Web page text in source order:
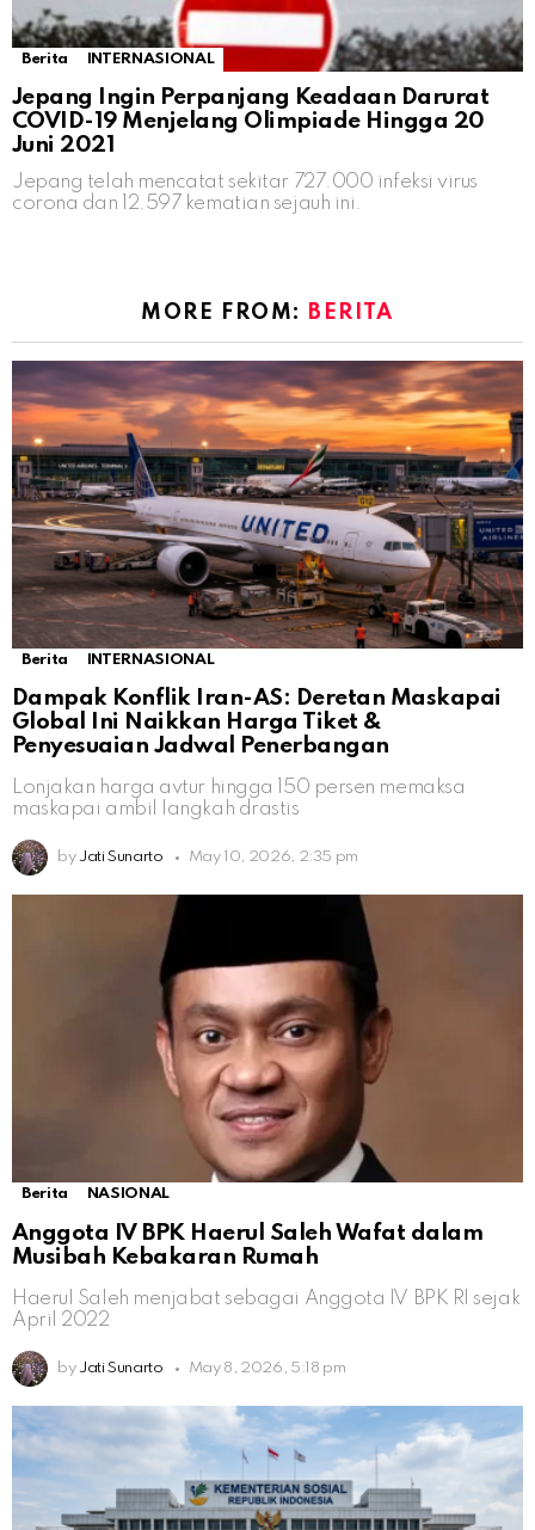
Berita INTERNASIONAL
Jepang Ingin Perpanjang Keadaan Darurat
COVID-19 Menjelang Olimpiade Hingga 20
Juni 2021
Jepang telah mencatat sekitar 727.000 infeksi virus
corona dan 12.597 kematian sejauh ini.
MORE FROM: BERITA
Berita INTERNASIONAL
Dampak Konflik Iran-AS: Deretan Maskapai
Global Ini Naikkan Harga Tiket &
Penyesuaian Jadwal Penerbangan
Lonjakan harga avtur hingga 150 persen memaksa
maskapai ambil langkah drastis
by Jati Sunarto May 10, 2026, 2:35 pm
Berita NASIONAL
Anggota IV BPK Haerul Saleh Wafat dalam
Musibah Kebakaran Rumah
Haerul Saleh menjabat sebagai Anggota IV BPK RI sejak
April 2022
by Jati Sunarto May 8, 2026, 5:18 pm